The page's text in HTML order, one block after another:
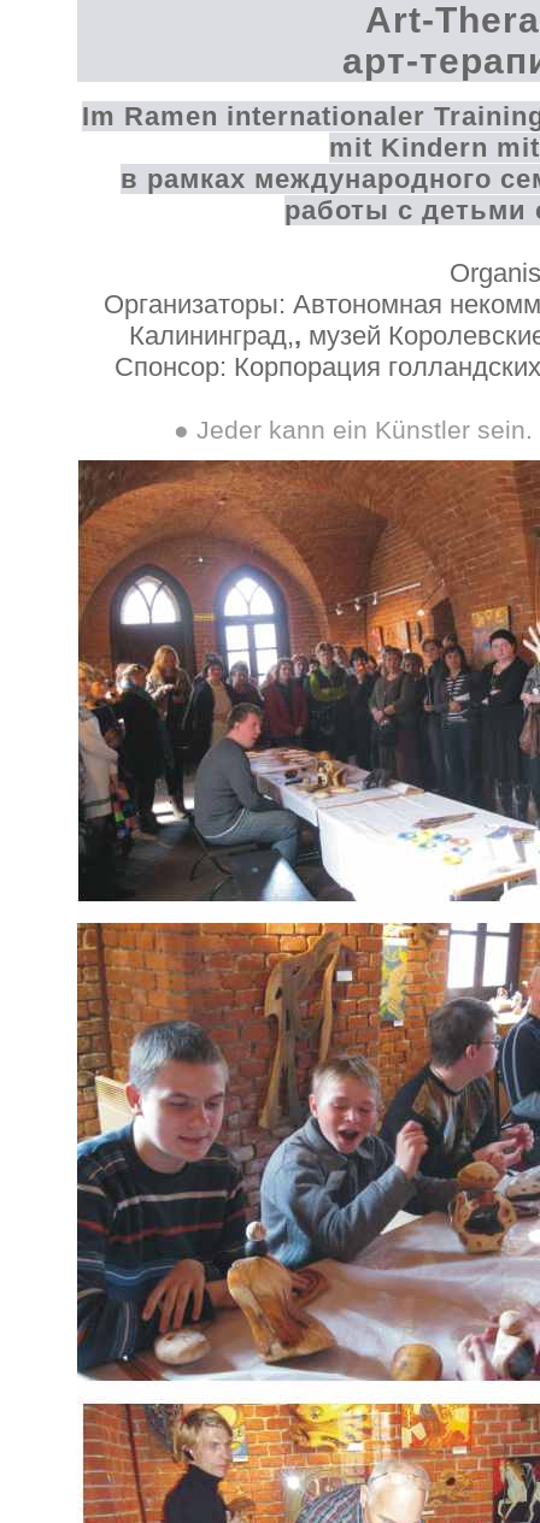
Art-
арт-
Im Ramen internationaler
mit Kindern
в рамках международного
работы с детьми
Организаторы: Автономная
Калининград,, музей
Спонсор: Корпорация
● Jeder kann ein Künstler sein.